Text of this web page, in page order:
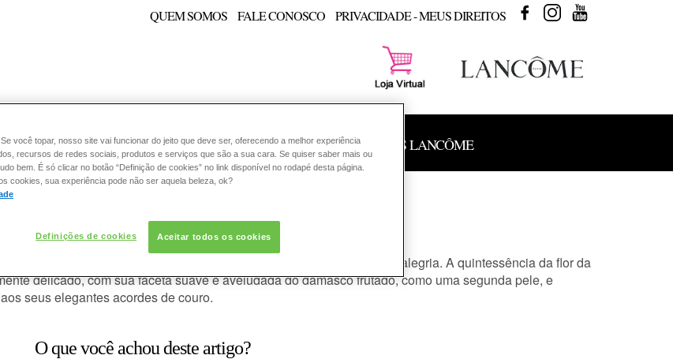
QUEM SOMOS FALE CONOSCO PRIVACIDADE - MEUS DIREITOS FACEBOOKINSTAGRAM
PELE ESMALTE FRAGRÂNCIA CONSULTORIA DE PRODUTOS LANCÔME
LANCÔME
Belle Florale?
e oriental. O Absoluto de Osmanthus expressa à plenitude de sua alegria. A quintessência da flor da
delicado, com sua faceta suave e aveludada do damasco frutado, como uma segunda pele, e
seus elegantes acordes de couro.
O que você achou deste artigo?
você topar, nosso site vai funcionar do jeito que deve ser, oferecendo a melhor experiência
recursos de redes sociais, produtos e serviços que são a sua cara. Se quiser saber mais ou
bem. É só clicar no botão “Definição de cookies” no link disponível no rodapé desta página.
cookies, sua experiência pode não ser aquela beleza, ok?
Definições de cookies Aceitar todos os cookies